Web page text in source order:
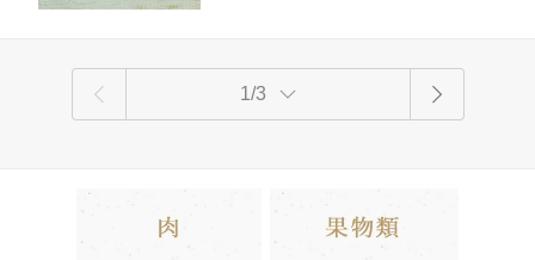
1/3